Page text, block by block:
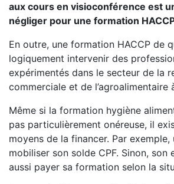
aux cours en visioconférence est
négliger pour une formation
En outre, une formation HACCP de
logiquement intervenir des
expérimentés dans le secteur de la
commerciale et de l’agroalimentaire
Même si la formation hygiène
pas particulièrement onéreuse, il
moyens de la financer. Par exemple,
mobiliser son solde CPF. Sinon, son
aussi payer sa formation selon la